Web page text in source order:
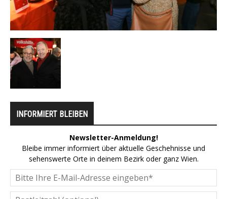
INFORMIERT BLEIBEN
Newsletter-Anmeldung!
Bleibe immer informiert über aktuelle Geschehnisse und
sehenswerte Orte in deinem Bezirk oder ganz Wien.